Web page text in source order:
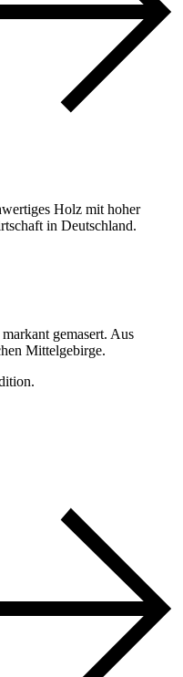
Holz mit hoher
in Deutschland.
gemasert. Aus
Mittelgebirge.